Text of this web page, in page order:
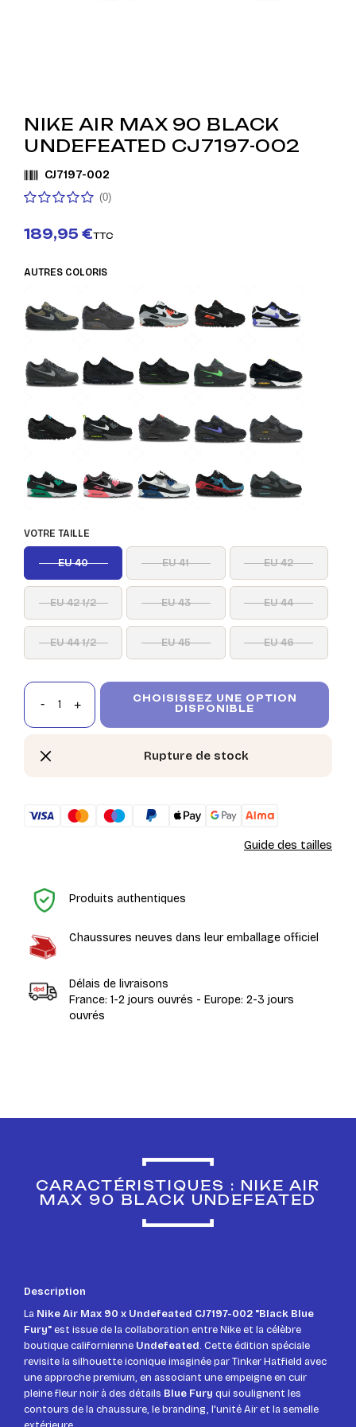
NIKE AIR MAX 90 BLACK
UNDEFEATED CJ7197-002
CJ7197-002
(0)
189,95 €TTC
AUTRES COLORIS
VOTRE TAILLE
EU 40 EU 41 EU 42
EU 42 1/2 EU 43 EU 44
EU 44 1/2 EU 45 EU 46
CHOISISSEZ UNE OPTION
DISPONIBLE
Rupture de stock
Guide des tailles
Produits authentiques
Chaussures neuves dans leur emballage officiel
Délais de livraisons
France: 1-2 jours ouvrés - Europe: 2-3 jours
ouvrés
CARACTÉRISTIQUES : NIKE AIR
MAX 90 BLACK UNDEFEATED
Description
La Nike Air Max 90 x Undefeated CJ7197-002 "Black Blue
Fury"est issue de la collaboration entre Nike et la célèbre
boutique californienne Undefeated. Cette édition spéciale
revisite la silhouette iconique imaginée par Tinker Hatfield avec
une approche premium, en associant une empeigne en cuir
pleine fleur noir à des détails Blue Fury qui soulignent les
contours de la chaussure, le branding, l'unité Air et la semelle